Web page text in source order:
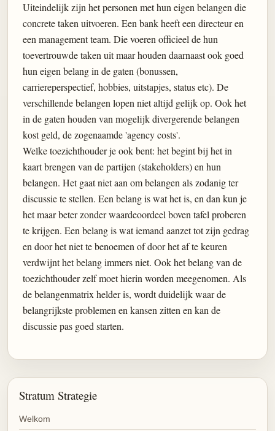
Uiteindelijk zijn het personen met hun eigen belangen die
concrete taken uitvoeren. Een bank heeft een directeur en
een management team. Die voeren officieel de hun
toevertrouwde taken uit maar houden daarnaast ook goed
hun eigen belang in de gaten (bonussen,
carriereperspectief, hobbies, uitstapjes, status etc). De
verschillende belangen lopen niet altijd gelijk op. Ook het
in de gaten houden van mogelijk divergerende belangen
kost geld, de zogenaamde 'agency costs'.
Welke toezichthouder je ook bent: het begint bij het in
kaart brengen van de partijen (stakeholders) en hun
belangen. Het gaat niet aan om belangen als zodanig ter
discussie te stellen. Een belang is wat het is, en dan kun je
het maar beter zonder waardeoordeel boven tafel proberen
te krijgen. Een belang is wat iemand aanzet tot zijn gedrag
en door het niet te benoemen of door het af te keuren
verdwijnt het belang immers niet. Ook het belang van de
toezichthouder zelf moet hierin worden meegenomen. Als
de belangenmatrix helder is, wordt duidelijk waar de
belangrijkste problemen en kansen zitten en kan de
discussie pas goed starten.
Stratum Strategie
Welkom